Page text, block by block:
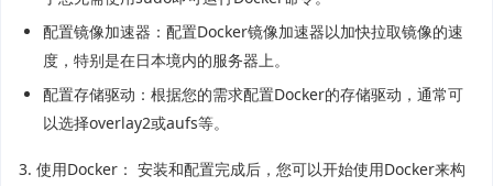
配置镜像加速器：配置Docker镜像加速器以加快拉取镜像的速
度，特别是在日本境内的服务器上。
配置存储驱动：根据您的需求配置Docker的存储驱动，通常可
以选择overlay2或aufs等。
3. 使用Docker： 安装和配置完成后，您可以开始使用Docker来构